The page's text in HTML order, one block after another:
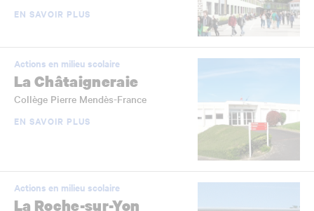
EN SAVOIR PLUS
Actions en milieu scolaire
La Châtaigneraie
Collège Pierre Mendès-France
EN SAVOIR PLUS
Actions en milieu scolaire
La Roche-sur-Yon